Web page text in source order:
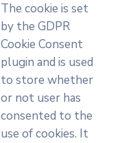
The cookie is set
by the GDPR
Cookie Consent
plugin and is used
to store whether
or not user has
consented to the
use of cookies. It